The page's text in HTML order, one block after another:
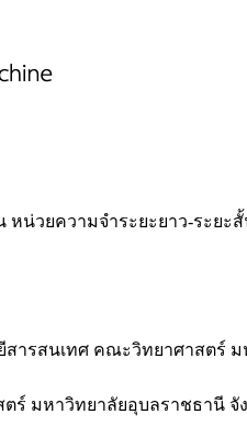
น่วยความจำระยะยาว-ระย
รสนเทศ คณะวิทยาศาสตร์
มหาวิทยาลัยอุบลราชธานี จั